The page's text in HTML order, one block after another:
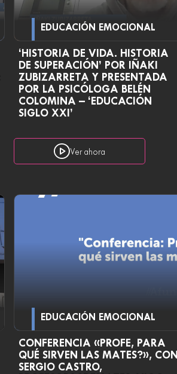
EDUCACIÓN EMOCIONAL
‘HISTORIA DE VIDA. HISTORIA
DE SUPERACIÓN’ POR IÑAKI
ZUBIZARRETA Y PRESENTADA
POR LA PSICÓLOGA BELÉN
COLOMINA – ‘EDUCACIÓN
SIGLO XXI’
Ver ahora
EDUCACIÓN EMOCIONAL
CONFERENCIA «PROFE, PARA
QUÉ SIRVEN LAS MATES?», CON
SERGIO CASTRO,